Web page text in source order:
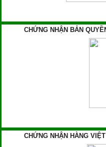
CHỨNG NHẬN BẢN
CHỨNG NHẬN HÀNG